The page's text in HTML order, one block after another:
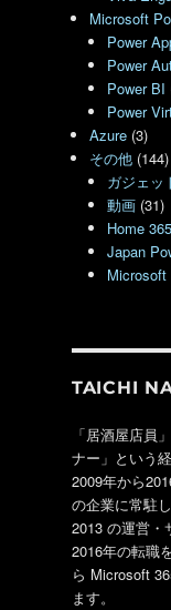
Microsoft
Power
Power
Power BI
Power
Azure (3)
その他 (144)
ガジェッ
動画 (31)
Home
Japan
Microsoft
TAICHI
「居酒屋店員
ナー」という
2009年から
の企業に常駐
2013 の運営・
2016年の転職
ら Microsoft
ます。